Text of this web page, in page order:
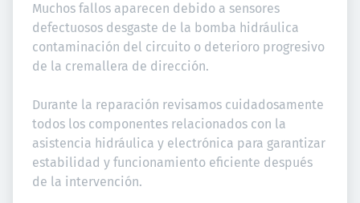
Muchos fallos aparecen debido a sensores
defectuosos desgaste de la bomba hidráulica
contaminación del circuito o deterioro progresivo
de la cremallera de dirección.
Durante la reparación revisamos cuidadosamente
todos los componentes relacionados con la
asistencia hidráulica y electrónica para garantizar
estabilidad y funcionamiento eficiente después
de la intervención.